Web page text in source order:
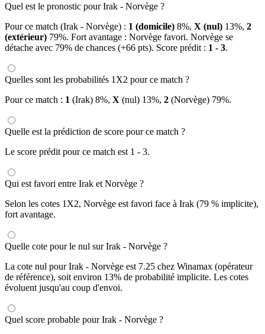
Quel est le pronostic pour Irak - Norvège ?
Pour ce match (Irak - Norvège) : 1 (domicile) 8%, X (nul) 13%, 2
(extérieur) 79%. Fort avantage : Norvège favori. Norvège se
détache avec 79% de chances (+66 pts). Score prédit : 1 - 3.
Quelles sont les probabilités 1X2 pour ce match ?
Pour ce match : 1 (Irak) 8%, X (nul) 13%, 2 (Norvège) 79%.
Quelle est la prédiction de score pour ce match ?
Le score prédit pour ce match est 1 - 3.
Qui est favori entre Irak et Norvège ?
Selon les cotes 1X2, Norvège est favori face à Irak (79 % implicite),
fort avantage.
Quelle cote pour le nul sur Irak - Norvège ?
La cote nul pour Irak - Norvège est 7.25 chez Winamax (opérateur
de référence), soit environ 13% de probabilité implicite. Les cotes
évoluent jusqu'au coup d'envoi.
Quel score probable pour Irak - Norvège ?